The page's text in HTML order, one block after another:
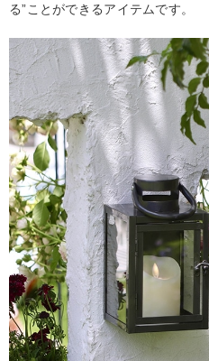
る”ことができるアイテムです。